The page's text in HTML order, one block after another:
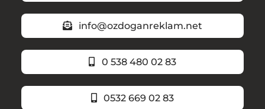
info@ozdoganreklam.net
0 538 480 02 83
0532 669 02 83